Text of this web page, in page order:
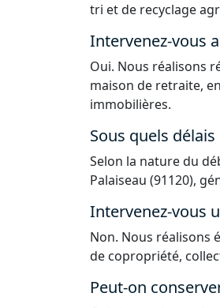
tri et de recyclage
Intervenez-vous
Oui. Nous réalisons
maison de retraite,
immobilières.
Sous quels
Selon la nature du
Palaiseau (91120),
Intervenez-vous
Non. Nous réalisons
de copropriété,
Peut-on